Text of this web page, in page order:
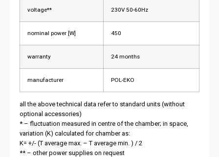
voltage** 230V 50-60Hz
nominal power [W] 450
warranty 24 months
manufacturer POL-EKO
all the above technical data refer to standard units (without
optional accessories)
* – fluctuation measured in centre of the chamber; in space,
variation (K) calculated for chamber as:
K= +/- (T average max. – T average min. ) / 2
** – other power supplies on request